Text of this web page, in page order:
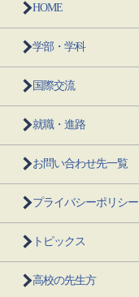
HOME
学部・学科
国際交流
就職・進路
お問い合わせ先一覧
プライバシーポリシー
トピックス
高校の先生方